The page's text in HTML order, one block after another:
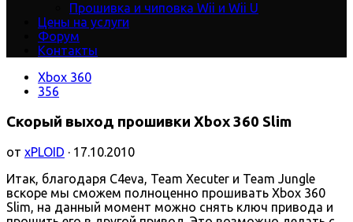
Прошивка и чиповка Wii и Wii U
Цены на услуги
Форум
Контакты
Xbox 360
356
Скорый выход прошивки Xbox 360 Slim
от xPLOID · 17.10.2010
Итак, благодаря C4eva, Team Xecuter и Team Jungle
вскоре мы сможем полноценно прошивать Xbox 360
Slim, на данный момент можно снять ключ привода и